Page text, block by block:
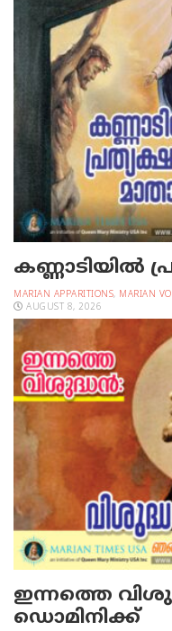
കണ്ണാടിയില്‍
MARIAN APPARITIONS, MARIAN
AUGUST 8, 2026
ഇന്നത്തെ
ഡൊമിനിക്ക്